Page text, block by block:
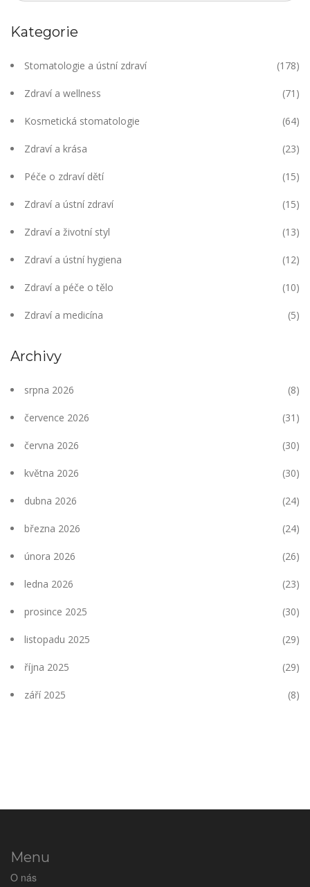
Kategorie
Stomatologie a ústní zdraví (178)
Zdraví a wellness (71)
Kosmetická stomatologie (64)
Zdraví a krása (23)
Péče o zdraví dětí (15)
Zdraví a ústní zdraví (15)
Zdraví a životní styl (13)
Zdraví a ústní hygiena (12)
Zdraví a péče o tělo (10)
Zdraví a medicína (5)
Archivy
srpna 2026 (8)
července 2026 (31)
června 2026 (30)
května 2026 (30)
dubna 2026 (24)
března 2026 (24)
února 2026 (26)
ledna 2026 (23)
prosince 2025 (30)
listopadu 2025 (29)
října 2025 (29)
září 2025 (8)
Menu
O nás